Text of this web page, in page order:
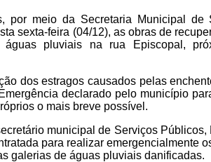
por meio da Secretaria Municipal de
sexta-feira (04/12), as obras de
pluviais na rua Episcopal,
dos estragos causados pelas
declarado pelo município
o mais breve possível.
municipal de Serviços
para realizar emergencialmente
galerias de águas pluviais danificadas.